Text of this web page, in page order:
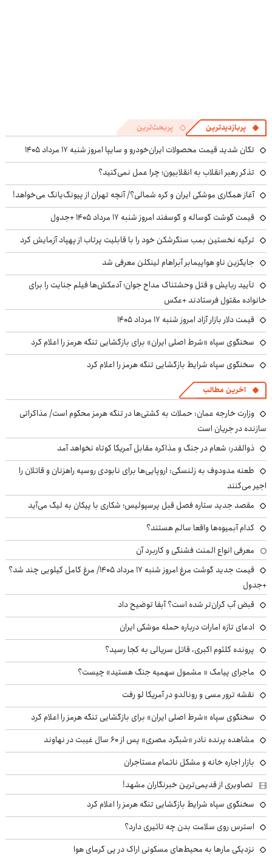
پربازدیدترین پربحث‌ترین
تکان شدید قیمت محصولات ایران‌خودرو و سایپا امروز شنبه ۱۷ مرداد ۱۴۰۵
تذکر رهبر انقلاب به انقلابیون؛ چرا عمل نمی‌کنید؟
آغاز همکاری موشکی ایران و کره شمالی؟/ آنچه تهران از پیونگ‌یانگ می‌خواهد!
قیمت گوشت گوساله و گوسفند امروز شنبه ۱۷ مرداد ۱۴۰۵ +جدول
ترکیه نخستین بمب سنگرشکن خود را با قابلیت پرتاب از پهپاد آزمایش کرد
جایگزین ناو هواپیمابر آبراهام لینکلن معرفی شد
تأیید ربایش و قتل وحشتناک مداح جوان؛ آدمکش‌ها فیلم جنایت را برای
خانواده مقتول فرستادند +عکس
قیمت دلار بازار آزاد امروز شنبه ۱۷ مرداد ۱۴۰۵
سخنگوی سپاه «شرط اصلی ایران» برای بازگشایی تنگه هرمز را اعلام کرد
سخنگوی سپاه شرایط بازگشایی تنگه هرمز را اعلام کرد
آخرین مطالب
وزارت خارجه عمان: حملات به کشتی‌ها در تنگه هرمز محکوم است/ مذاکراتی
سازنده در جریان است
ذوالقدر: شعام در جنگ و مذاکره مقابل آمریکا کوتاه نخواهد آمد
طعنه مدودوف به زلنسکی: اروپایی‌ها برای نابودی روسیه راهزنان و قاتلان را
اجیر می‌کنند
مقصد جدید ستاره فصل قبل پرسپولیس؛ شکاری با پیکان به لیگ می‌آید
کدام آبمیوه‌ها واقعا سالم هستند؟
معرفی انواع المنت فشنگی و کاربرد آن
قیمت جدید گوشت مرغ امروز شنبه ۱۷ مرداد ۱۴۰۵/ مرغ کامل کیلویی چند شد؟
+جدول
قبض آب گران‌تر شده است؟ آبفا توضیح داد
ادعای تازه امارات درباره حمله موشکی ایران
پرونده کلثوم اکبری، قاتل سریالی به کجا رسید؟
ماجرای پیامک « مشمول سهمیه جنگ هستید» چیست؟
نقشه ترور مسی و رونالدو در آمریکا لو رفت
سخنگوی سپاه «شرط اصلی ایران» برای بازگشایی تنگه هرمز را اعلام کرد
مشاهده پرنده نادر «شبگرد مصری» پس از ۶۰ سال غیبت در نهاوند
بازار اجاره خانه و مشکل ناتمام مستاجران
تصاویری از قدیمی‌ترین خبرنگاران مشهد!
سخنگوی سپاه شرایط بازگشایی تنگه هرمز را اعلام کرد
استرس روی سلامت بدن چه تاثیری دارد؟
نزدیکی مارها به محیط‌های مسکونی اراک در پی گرمای هوا